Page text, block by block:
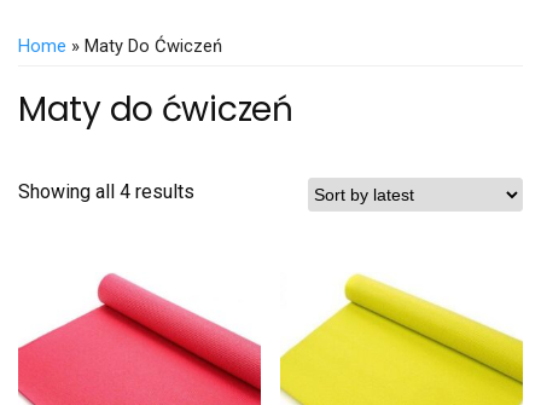
Home » Maty Do Ćwiczeń
Maty do ćwiczeń
Showing all 4 results